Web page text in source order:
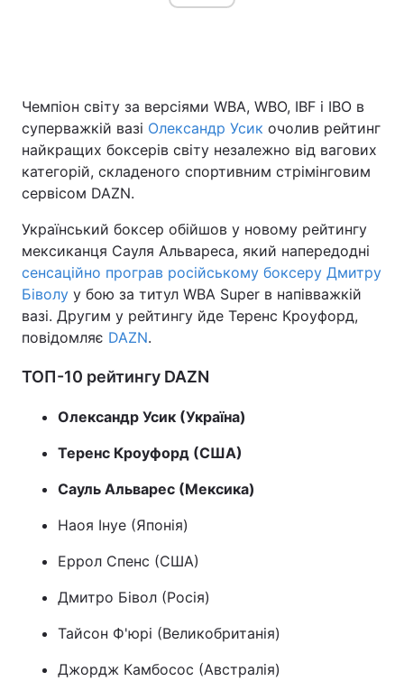
Чемпіон світу за версіями WBA, WBO, IBF і IBO в
суперважкій вазі Олександр Усик очолив рейтинг
найкращих боксерів світу незалежно від вагових
категорій, складеного спортивним стрімінговим
сервісом DAZN.
Український боксер обійшов у новому рейтингу
мексиканця Сауля Альвареса, який напередодні
сенсаційно програв російському боксеру Дмитру
Біволу у бою за титул WBA Super в напівважкій
вазі. Другим у рейтингу йде Теренс Кроуфорд,
повідомляє DAZN.
ТОП-10 рейтингу DAZN
Олександр Усик (Україна)
Теренс Кроуфорд (США)
Сауль Альварес (Мексика)
Наоя Інуе (Японія)
Еррол Спенс (США)
Дмитро Бівол (Росія)
Тайсон Ф'юрі (Великобританія)
Джордж Камбосос (Австралія)